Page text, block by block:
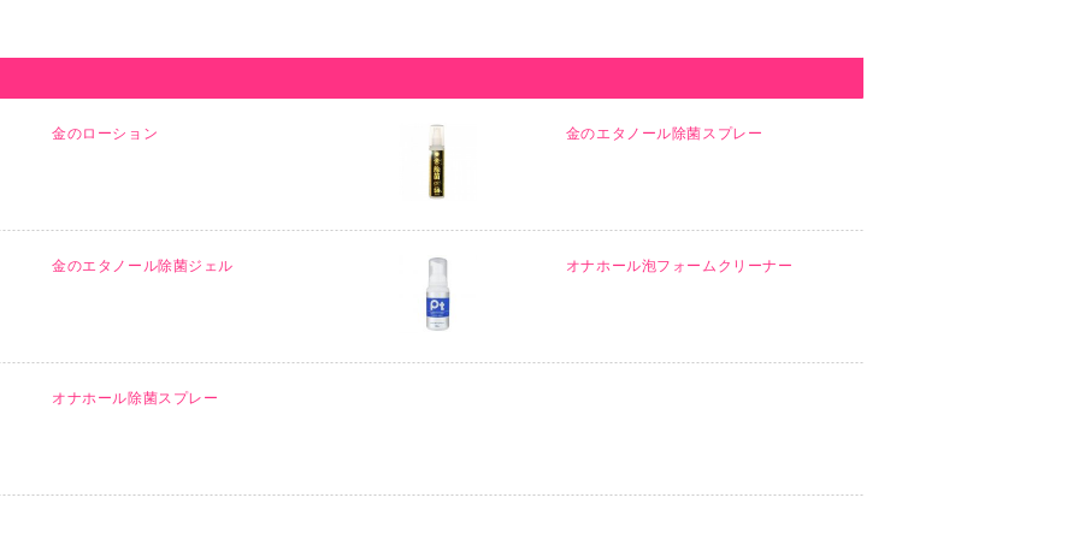
金のローション 金のエタノール除菌スプレー
金のエタノール除菌ジェル オナホール泡フォームクリーナー
オナホール除菌スプレー